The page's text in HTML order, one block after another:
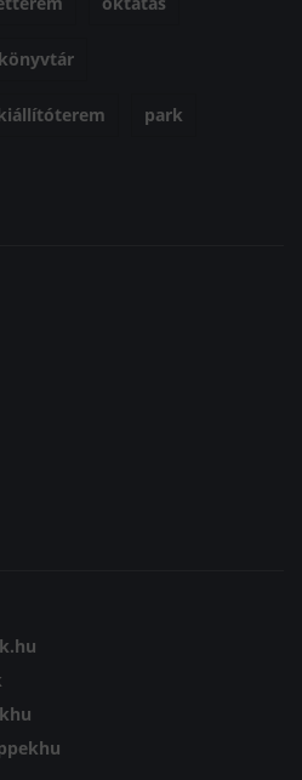
könyvtár
park